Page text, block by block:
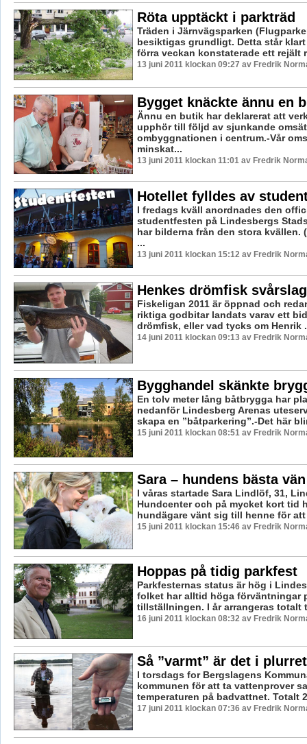
Röta upptäckt i parkträd
Träden i Järnvägsparken
besiktigas grundligt. Detta står
förra veckan konstaterade ett rejält
13 juni 2011 klockan 09:27 av Fredrik
Bygget knäckte ännu en
Ännu en butik har deklarerat att
upphör till följd av sjunkande
ombyggnationen i centrum.-Vår
minskat...
13 juni 2011 klockan 11:01 av Fredrik
Hotellet fylldes av
I fredags kväll anordnades den
studentfesten på Lindesbergs
har bilderna från den stora kvällen.
...
13 juni 2011 klockan 15:12 av Fredrik
Henkes drömfisk
Fiskeligan 2011 är öppnad och
riktiga godbitar landats varav ett
drömfisk, eller vad tycks om Henrik
14 juni 2011 klockan 09:13 av Fredrik
Bygghandel skänkte
En tolv meter lång båtbrygga har
nedanför Lindesberg Arenas
skapa en ”båtparkering”.-Det här
15 juni 2011 klockan 08:51 av Fredrik
Sara – hundens bästa vän
I våras startade Sara Lindlöf, 31,
Hundcenter och på mycket kort tid
hundägare vänt sig till henne för
15 juni 2011 klockan 15:46 av Fredrik
Hoppas på tidig parkfest
Parkfesternas status är hög i
folket har alltid höga förväntningar
tillställningen. I år arrangeras totalt
16 juni 2011 klockan 08:32 av Fredrik
Så ”varmt” är det i plurret
I torsdags for Bergslagens
kommunen för att ta vattenprover
temperaturen på badvattnet. Totalt
17 juni 2011 klockan 07:36 av Fredrik